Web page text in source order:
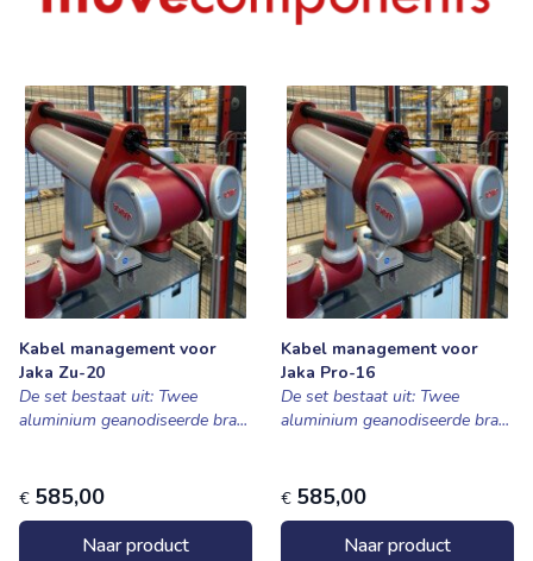
Kabel management voor
Jaka Zu-20
De set bestaat uit: Twee
aluminium geanodiseerde bra...
€ 585,00
Naar product
Kabel management voor
Jaka Pro-16
De set bestaat uit: Twee
aluminium geanodiseerde bra...
€ 585,00
Naar product